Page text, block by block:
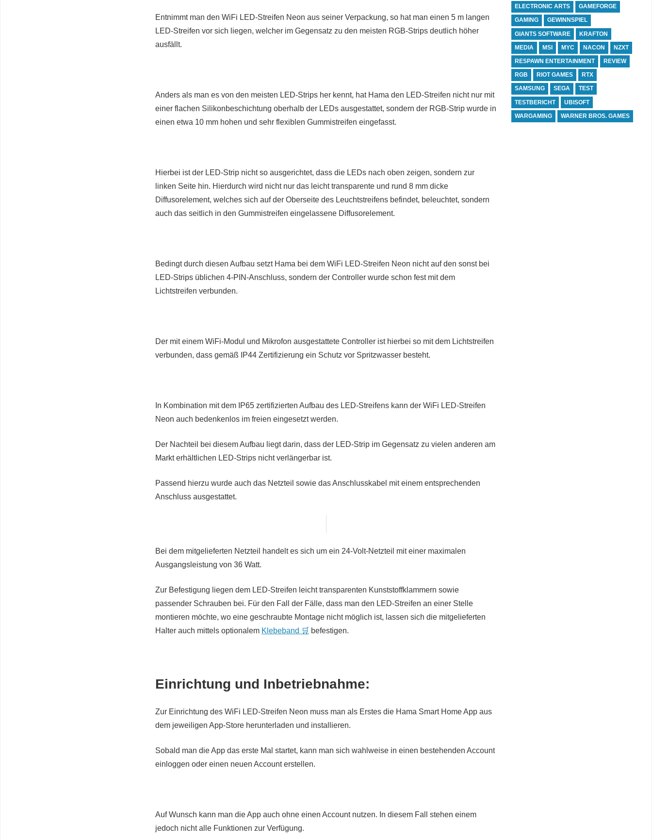
Entnimmt man den WiFi LED-Streifen Neon aus seiner Verpackung, so hat man einen 5 m langen
LED-Streifen vor sich liegen, welcher im Gegensatz zu den meisten RGB-Strips deutlich höher
ausfällt.
Anders als man es von den meisten LED-Strips her kennt, hat Hama den LED-Streifen nicht nur mit
einer flachen Silikonbeschichtung oberhalb der LEDs ausgestattet, sondern der RGB-Strip wurde in
einen etwa 10 mm hohen und sehr flexiblen Gummistreifen eingefasst.
Hierbei ist der LED-Strip nicht so ausgerichtet, dass die LEDs nach oben zeigen, sondern zur
linken Seite hin. Hierdurch wird nicht nur das leicht transparente und rund 8 mm dicke
Diffusorelement, welches sich auf der Oberseite des Leuchtstreifens befindet, beleuchtet, sondern
auch das seitlich in den Gummistreifen eingelassene Diffusorelement.
Bedingt durch diesen Aufbau setzt Hama bei dem WiFi LED-Streifen Neon nicht auf den sonst bei
LED-Strips üblichen 4-PIN-Anschluss, sondern der Controller wurde schon fest mit dem
Lichtstreifen verbunden.
Der mit einem WiFi-Modul und Mikrofon ausgestattete Controller ist hierbei so mit dem Lichtstreifen
verbunden, dass gemäß IP44 Zertifizierung ein Schutz vor Spritzwasser besteht.
In Kombination mit dem IP65 zertifizierten Aufbau des LED-Streifens kann der WiFi LED-Streifen
Neon auch bedenkenlos im freien eingesetzt werden.
Der Nachteil bei diesem Aufbau liegt darin, dass der LED-Strip im Gegensatz zu vielen anderen am
Markt erhältlichen LED-Strips nicht verlängerbar ist.
Passend hierzu wurde auch das Netzteil sowie das Anschlusskabel mit einem entsprechenden
Anschluss ausgestattet.
Bei dem mitgelieferten Netzteil handelt es sich um ein 24-Volt-Netzteil mit einer maximalen
Ausgangsleistung von 36 Watt.
Zur Befestigung liegen dem LED-Streifen leicht transparenten Kunststoffklammern sowie
passender Schrauben bei. Für den Fall der Fälle, dass man den LED-Streifen an einer Stelle
montieren möchte, wo eine geschraubte Montage nicht möglich ist, lassen sich die mitgelieferten
Halter auch mittels optionalem Klebeband 🛒 befestigen.
Einrichtung und Inbetriebnahme:
Zur Einrichtung des WiFi LED-Streifen Neon muss man als Erstes die Hama Smart Home App aus
dem jeweiligen App-Store herunterladen und installieren.
Sobald man die App das erste Mal startet, kann man sich wahlweise in einen bestehenden Account
einloggen oder einen neuen Account erstellen.
Auf Wunsch kann man die App auch ohne einen Account nutzen. In diesem Fall stehen einem
jedoch nicht alle Funktionen zur Verfügung.
ELECTRONIC ARTS GAMEFORGE
GAMING GEWINNSPIEL
GIANTS SOFTWARE KRAFTON
MEDIA MSI MYC NACON NZXT
RESPAWN ENTERTAINMENT REVIEW
RGB RIOT GAMES RTX
SAMSUNG SEGA TEST
TESTBERICHT UBISOFT
WARGAMING WARNER BROS. GAMES